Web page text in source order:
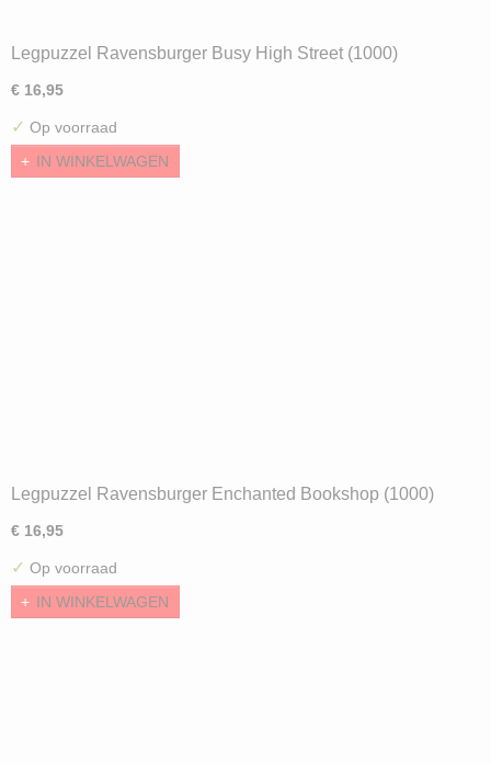
Legpuzzel Ravensburger Busy High Street (1000)
€ 16,95
✓ Op voorraad
IN WINKELWAGEN
Legpuzzel Ravensburger Enchanted Bookshop (1000)
€ 16,95
✓ Op voorraad
IN WINKELWAGEN